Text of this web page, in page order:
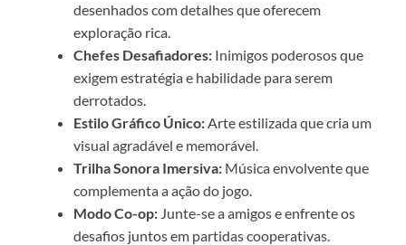
desenhados com detalhes que oferecem
exploração rica.
Chefes Desafiadores: Inimigos poderosos que
exigem estratégia e habilidade para serem
derrotados.
Estilo Gráfico Único: Arte estilizada que cria um
visual agradável e memorável.
Trilha Sonora Imersiva: Música envolvente que
complementa a ação do jogo.
Modo Co-op: Junte-se a amigos e enfrente os
desafios juntos em partidas cooperativas.